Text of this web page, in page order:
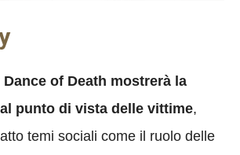
Dance of Death mostrerà la
punto di vista delle vittime,
temi sociali come il ruolo delle